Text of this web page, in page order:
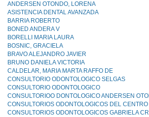
ANDERSEN OTONDO, LORENA
ASISTENCIA DENTAL AVANZADA
BARRIA ROBERTO
BONED ANDERA V
BORELLI MARIA LAURA
BOSNIC, GRACIELA
BRAVO ALEJANDRO JAVIER
BRUNO DANIELA VICTORIA
CALDELAR, MARIA MARTA RAFFO DE
CONSULTORIO ODONTOLOGICO SELGAS
CONSULTORIO ODONTOLOGlCO
CONSULTORIOO DONTOLOGICO ANDERSEN
CONSULTORIOS ODONTOLOGICOS DEL CENTRO
CONSULTORIOS ODONTOLOGICOS GABRIELA